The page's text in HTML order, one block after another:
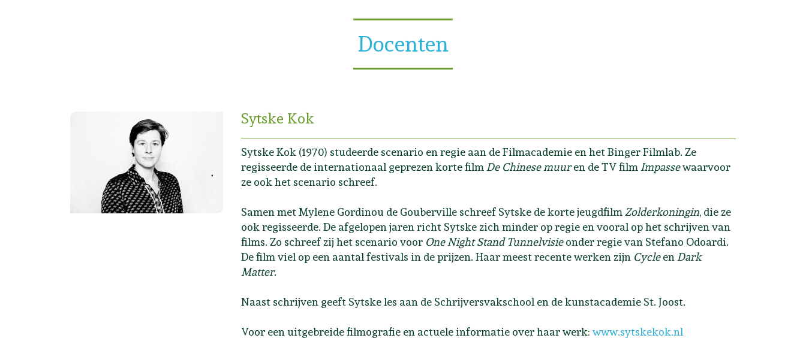
Docenten
Sytske Kok
Sytske Kok (1970) studeerde scenario en regie aan de Filmacademie en het Binger Filmlab. Ze
regisseerde de internationaal geprezen korte film De Chinese muuren de TV film Impassewaarvoor
ze ook het scenario schreef.
Samen met Mylene Gordinou de Gouberville schreef Sytske de korte jeugdfilm Zolderkoningin, die ze
ook regisseerde. De afgelopen jaren richt Sytske zich minder op regie en vooral op het schrijven van
films. Zo schreef zij het scenario voor One Night Stand Tunnelvisieonder regie van Stefano Odoardi.
De film viel op een aantal festivals in de prijzen. Haar meest recente werken zijn Cycleen Dark
Matter.
Naast schrijven geeft Sytske les aan de Schrijversvakschool en de kunstacademie St. Joost.
Voor een uitgebreide filmografie en actuele informatie over haar werk: www.sytskekok.nl